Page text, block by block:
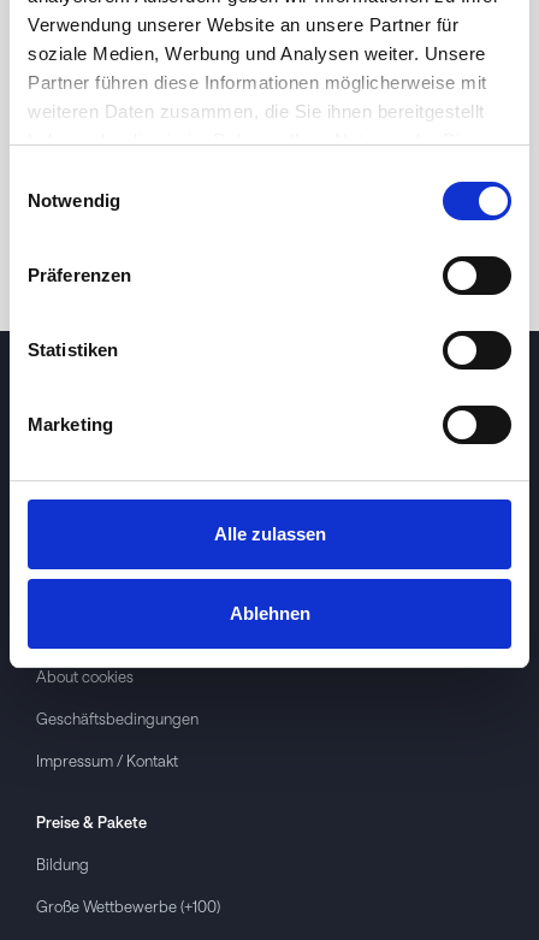
Verwendung unserer Website an unsere Partner für
soziale Medien, Werbung und Analysen weiter. Unsere
Partner führen diese Informationen möglicherweise mit
weiteren Daten zusammen, die Sie ihnen bereitgestellt
haben oder die sie im Rahmen Ihrer Nutzung der Dienste
Notwendig
Präferenzen
Statistiken
Marketing
Alle zulassen
Ablehnen
24 Std. 1M 3M 1J 5J
About cookies
Geschäftsbedingungen
Impressum / Kontakt
Preise & Pakete
Bildung
Große Wettbewerbe (+100)